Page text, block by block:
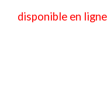
disponible en ligne